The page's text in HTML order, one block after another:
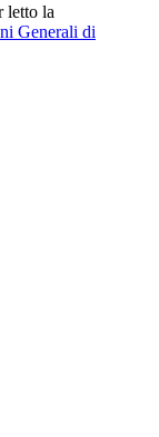
letto la
Generali di